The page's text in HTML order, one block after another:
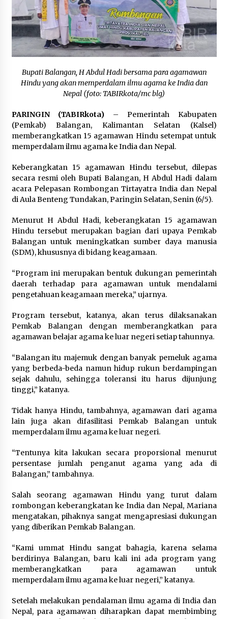
Agustus 4, 2026
Bupati Balangan, H Abdul Hadi bersama para agamawan
Hindu yang akan memperdalam ilmu agama ke India dan
Nepal (foto: TABIRkota/mc blg)
PARINGIN (TABIRkota) – Pemerintah Kabupaten
(Pemkab) Balangan, Kalimantan Selatan (Kalsel)
memberangkatkan 15 agamawan Hindu setempat untuk
memperdalam ilmu agama ke India dan Nepal.
Keberangkatan 15 agamawan Hindu tersebut, dilepas
secara resmi oleh Bupati Balangan, H Abdul Hadi dalam
acara Pelepasan Rombongan Tirtayatra India dan Nepal
di Aula Benteng Tundakan, Paringin Selatan, Senin (6/5).
Menurut H Abdul Hadi, keberangkatan 15 agamawan
Hindu tersebut merupakan bagian dari upaya Pemkab
Balangan untuk meningkatkan sumber daya manusia
(SDM), khususnya di bidang keagamaan.
“Program ini merupakan bentuk dukungan pemerintah
daerah terhadap para agamawan untuk mendalami
pengetahuan keagamaan mereka,” ujarnya.
Program tersebut, katanya, akan terus dilaksanakan
Pemkab Balangan dengan memberangkatkan para
agamawan belajar agama ke luar negeri setiap tahunnya.
“Balangan itu majemuk dengan banyak pemeluk agama
yang berbeda-beda namun hidup rukun berdampingan
sejak dahulu, sehingga toleransi itu harus dijunjung
tinggi,” katanya.
Tidak hanya Hindu, tambahnya, agamawan dari agama
lain juga akan difasilitasi Pemkab Balangan untuk
memperdalam ilmu agama ke luar negeri.
“Tentunya kita lakukan secara proporsional menurut
persentase jumlah penganut agama yang ada di
Balangan,” tambahnya.
Salah seorang agamawan Hindu yang turut dalam
rombongan keberangkatan ke India dan Nepal, Mariana
mengatakan, pihaknya sangat mengapresiasi dukungan
yang diberikan Pemkab Balangan.
“Kami ummat Hindu sangat bahagia, karena selama
berdirinya Balangan, baru kali ini ada program yang
memberangkatkan para agamawan untuk
memperdalam ilmu agama ke luar negeri,” katanya.
Setelah melakukan pendalaman ilmu agama di India dan
Nepal, para agamawan diharapkan dapat membimbing